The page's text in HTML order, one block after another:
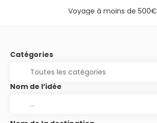
Voyage à moins de 500€
Catégories
Nom de l’idée